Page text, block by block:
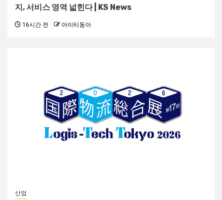
지, 서비스 영역 넓힌다 | KS News
16시간 전 아이티동아
산업